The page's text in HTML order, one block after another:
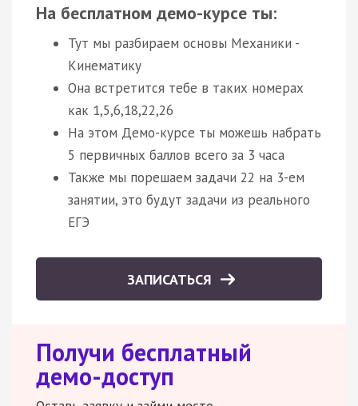
На бесплатном демо-курсе ты:
Тут мы разбираем основы Механики -
Кинематику
Она встретится тебе в таких номерах
как 1,5,6,18,22,26
На этом Демо-курсе ты можешь набрать
5 первичных баллов всего за 3 часа
Также мы порешаем задачи 22 на 3-ем
занятии, это будут задачи из реального
ЕГЭ
ЗАПИСАТЬСЯ
Получи бесплатный
демо-доступ